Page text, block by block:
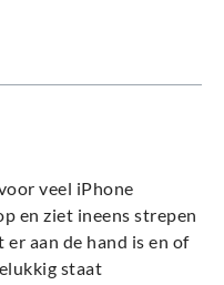
veel iPhone
en ziet ineens strepen
er aan de hand is en of
staat